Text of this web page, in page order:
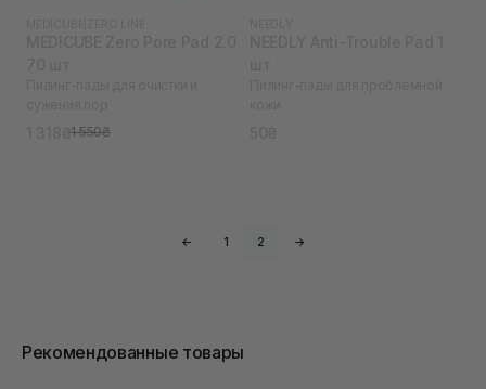
1 318₴1 550₴
← 1 2 →
Рекомендованные товары